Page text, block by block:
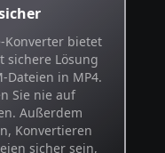
Konverter bietet
sichere Lösung
Dateien in MP4.
Sie nie auf
Außerdem
Konvertieren
sicher sein,